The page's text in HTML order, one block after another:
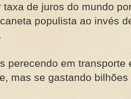
taxa de juros do mundo
populista ao invés
perecendo em transporte
mas se gastando